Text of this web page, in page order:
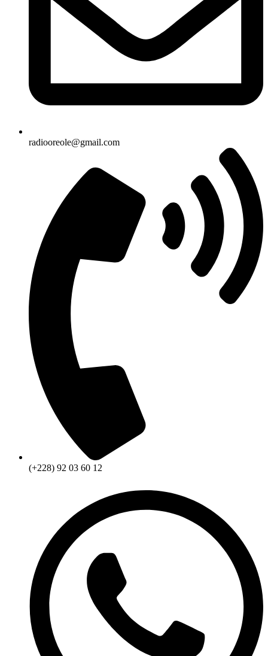
radiooreole@gmail.com
(+228) 92 03 60 12